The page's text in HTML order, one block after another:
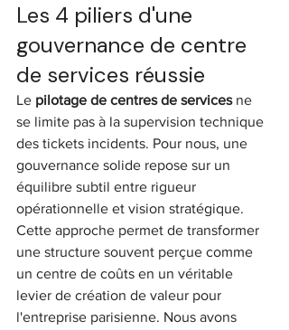
Les 4 piliers d'une
gouvernance de centre
de services réussie
Le pilotage de centres de services ne
se limite pas à la supervision technique
des tickets incidents. Pour nous, une
gouvernance solide repose sur un
équilibre subtil entre rigueur
opérationnelle et vision stratégique.
Cette approche permet de transformer
une structure souvent perçue comme
un centre de coûts en un véritable
levier de création de valeur pour
l'entreprise parisienne. Nous avons